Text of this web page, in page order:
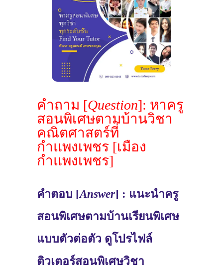
คำถาม [Question]: หาครู
สอนพิเศษตามบ้านวิชา
คณิตศาสตร์ที่
กำแพงเพชร [เมือง
กำแพงเพชร]
คำตอบ [Answer] : แนะนำครู
สอนพิเศษตามบ้านเรียนพิเศษ
แบบตัวต่อตัว ดูโปรไฟล์
ติวเตอร์สอนพิเศษวิชา